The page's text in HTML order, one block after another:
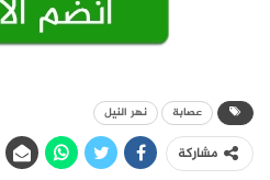
عصابة نهر النيل
مشاركة